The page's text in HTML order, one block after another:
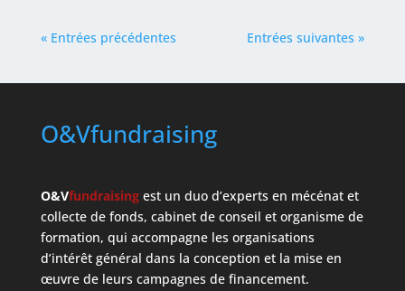
« Entrées précédentes Entrées suivantes »
O&Vfundraising
O&Vfundraisingest un duo d’experts en mécénat et
collecte de fonds, cabinet de conseil et organisme de
formation, qui accompagne les organisations
d’intérêt général dans la conception et la mise en
œuvre de leurs campagnes de financement.